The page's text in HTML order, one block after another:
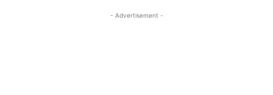
- Advertisement -